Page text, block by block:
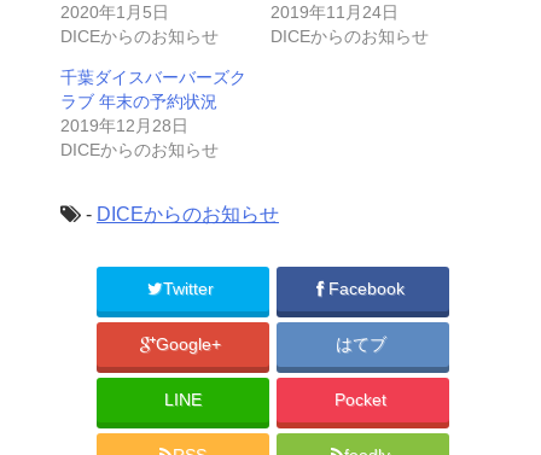
2020年1月5日
DICEからのお知らせ
2019年11月24日
DICEからのお知らせ
千葉ダイスバーバーズク
ラブ 年末の予約状況
2019年12月28日
DICEからのお知らせ
- DICEからのお知らせ
Twitter Facebook
Google+ はてブ
LINE Pocket